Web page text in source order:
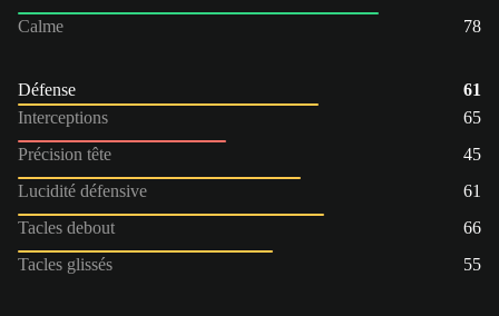
Calme
78
Défense
61
Interceptions
65
Précision tête
45
Lucidité défensive
61
Tacles debout
66
Tacles glissés
55